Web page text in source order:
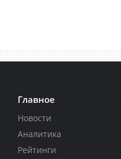
Главное
Новости
Аналитика
Рейтинги